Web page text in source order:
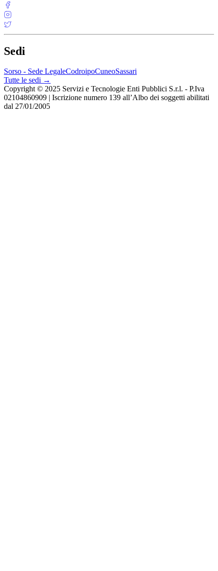
Sedi
Sorso - Sede LegaleCodroipoCuneoSassari
Tutte le sedi →
Copyright © 2025 Servizi e Tecnologie Enti Pubblici S.r.l. - P.Iva
02104860909 | Iscrizione numero 139 all’Albo dei soggetti abilitati
dal 27/01/2005